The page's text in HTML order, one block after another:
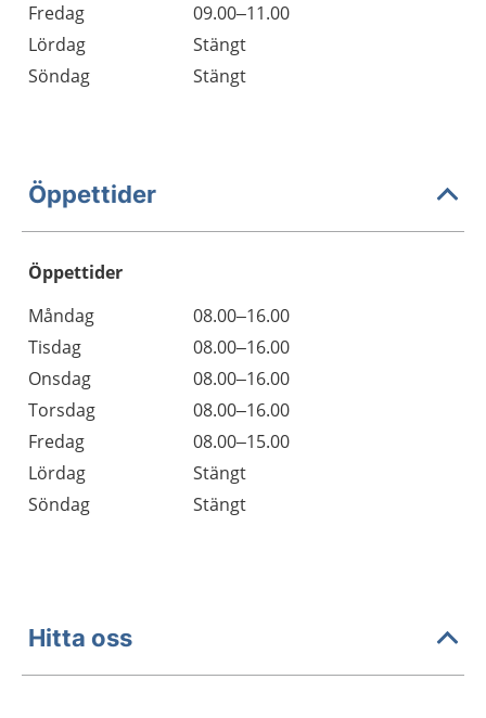
Fredag
09.00–11.00
Lördag
Stängt
Söndag
Stängt
Öppettider
Öppettider
Dag
Öppettider
Kommentarer
Måndag
08.00–16.00
Tisdag
08.00–16.00
Onsdag
08.00–16.00
Torsdag
08.00–16.00
Fredag
08.00–15.00
Lördag
Stängt
Söndag
Stängt
Hitta oss